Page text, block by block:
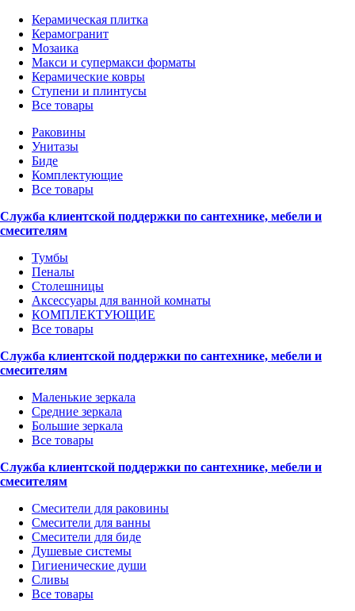
Керамическая плитка
Керамогранит
Мозаика
Макси и супермакси форматы
Керамические ковры
Ступени и плинтусы
Все товары
Раковины
Унитазы
Биде
Комплектующие
Все товары
Служба клиентской поддержки по сантехнике, мебели и
смесителям
Тумбы
Пеналы
Столешницы
Аксессуары для ванной комнаты
КОМПЛЕКТУЮЩИЕ
Все товары
Служба клиентской поддержки по сантехнике, мебели и
смесителям
Маленькие зеркала
Средние зеркала
Большие зеркала
Все товары
Служба клиентской поддержки по сантехнике, мебели и
смесителям
Смесители для раковины
Смесители для ванны
Смесители для биде
Душевые системы
Гигиенические души
Сливы
Все товары